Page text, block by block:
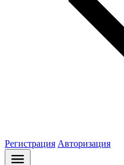
Регистрация Авторизация